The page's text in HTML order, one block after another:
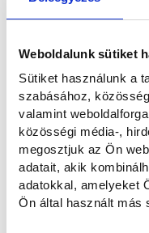
Weboldalunk sütiket
Sütiket használunk a
szabásához,
valamint
közösségi média-,
megosztjuk az Ön
adatait, akik
adatokkal, amelyeket
Ön által használt más
Elolvastam és hozzájárulok
Adatvédelmi nyilatkozatban
Szeretnék feliratkozni a